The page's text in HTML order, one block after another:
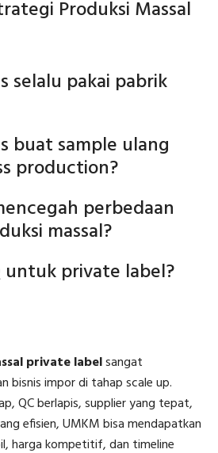
Produksi Massal
selalu pakai pabrik
buat sample ulang
production?
perbedaan
massal?
untuk private label?
private labelsangat
bisnis impor di tahap scale up.
QC berlapis, supplier yang tepat,
efisien, UMKM bisa mendapatkan
harga kompetitif, dan timeline